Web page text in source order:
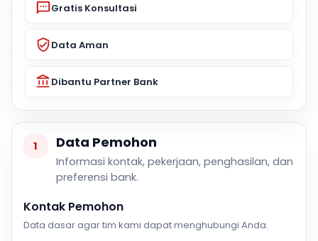
Gratis Konsultasi
Data Aman
Dibantu Partner Bank
1 Data Pemohon
Informasi kontak, pekerjaan, penghasilan, dan
preferensi bank.
Kontak Pemohon
Data dasar agar tim kami dapat menghubungi Anda.